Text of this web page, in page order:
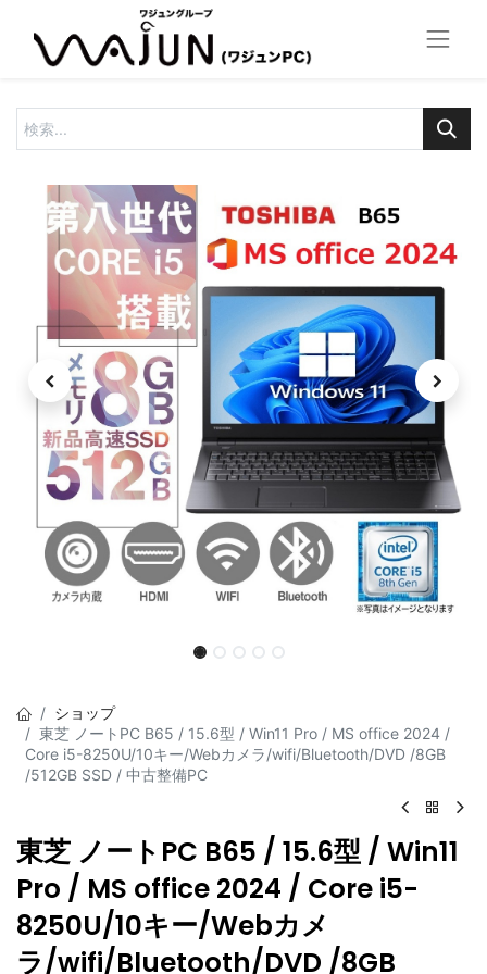
ショップ
東芝 ノートPC B65 / 15.6型 / Win11 Pro / MS office 2024 /
Core i5-8250U/10キー/Webカメラ/wifi/Bluetooth/DVD /8GB
/512GB SSD / 中古整備PC
東芝 ノートPC B65 / 15.6型 / Win11
Pro / MS office 2024 / Core i5-
8250U/10キー/Webカメ
ラ/wifi/Bluetooth/DVD /8GB